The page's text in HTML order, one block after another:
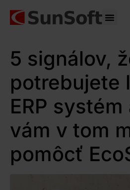
5 signálov,
potrebujete
ERP systém
vám v tom
pomôcť